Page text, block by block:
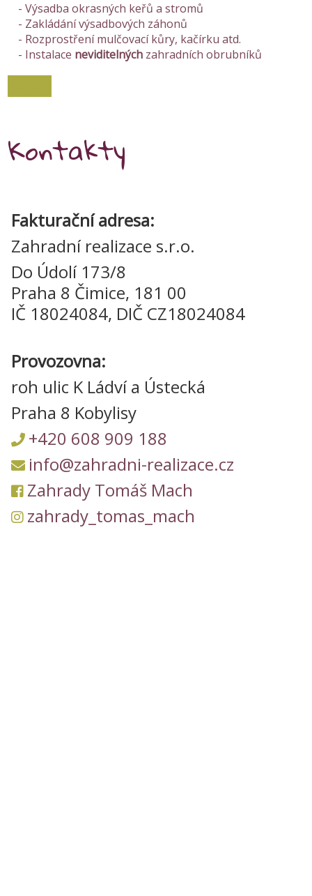
- Výsadba okrasných keřů a stromů
- Zakládání výsadbových záhonů
- Rozprostření mulčovací kůry, kačírku atd.
- Instalace neviditelných zahradních obrubníků
Kontakty
Fakturační adresa:
Zahradní realizace s.r.o.
Do Údolí 173/8
Praha 8 Čimice, 181 00
IČ 18024084, DIČ CZ18024084
Provozovna:
roh ulic K Ládví a Ústecká
Praha 8 Kobylisy
+420 608 909 188
info@zahradni-realizace.cz
Zahrady Tomáš Mach
zahrady_tomas_mach